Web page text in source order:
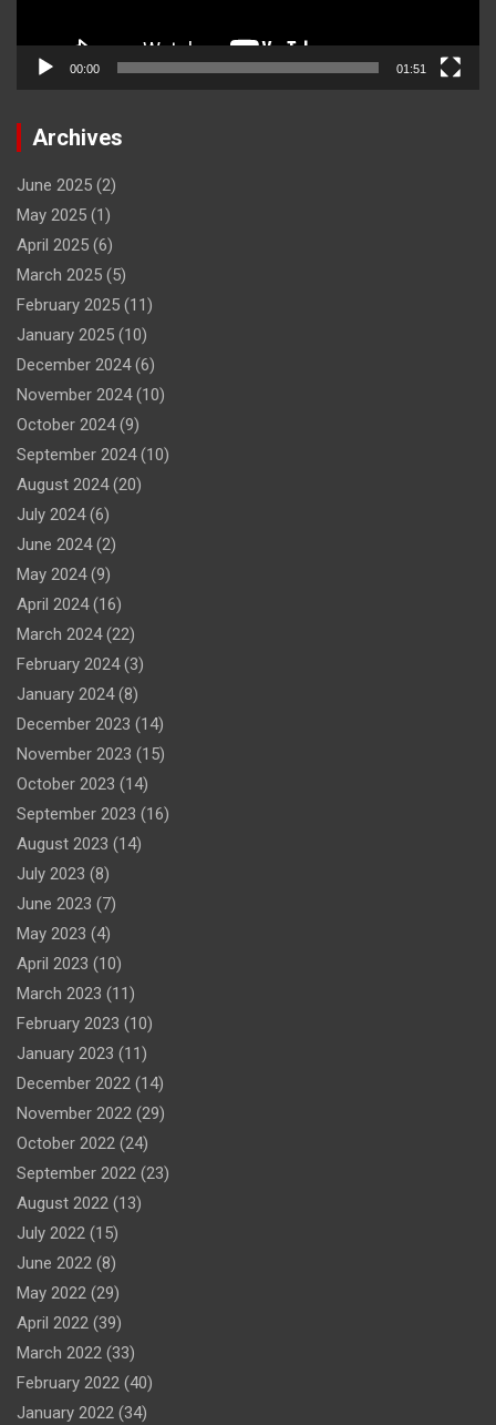
00:00 01:51
Archives
June 2025 (2)
May 2025 (1)
April 2025 (6)
March 2025 (5)
February 2025 (11)
January 2025 (10)
December 2024(6)
November 2024(10)
October 2024(9)
September 2024(10)
August 2024(20)
July 2024(6)
June 2024(2)
May 2024(9)
April 2024(16)
March 2024(22)
February 2024(3)
January 2024(8)
December 2023 (14)
November 2023 (15)
October 2023 (14)
September 2023 (16)
August 2023 (14)
July 2023 (8)
June 2023 (7)
May 2023 (4)
April 2023 (10)
March 2023 (11)
February 2023 (10)
January 2023 (11)
December 2022 (14)
November 2022 (29)
October 2022 (24)
September 2022 (23)
August 2022 (13)
July 2022 (15)
June 2022 (8)
May 2022 (29)
April 2022 (39)
March 2022 (33)
February 2022 (40)
January 2022 (34)